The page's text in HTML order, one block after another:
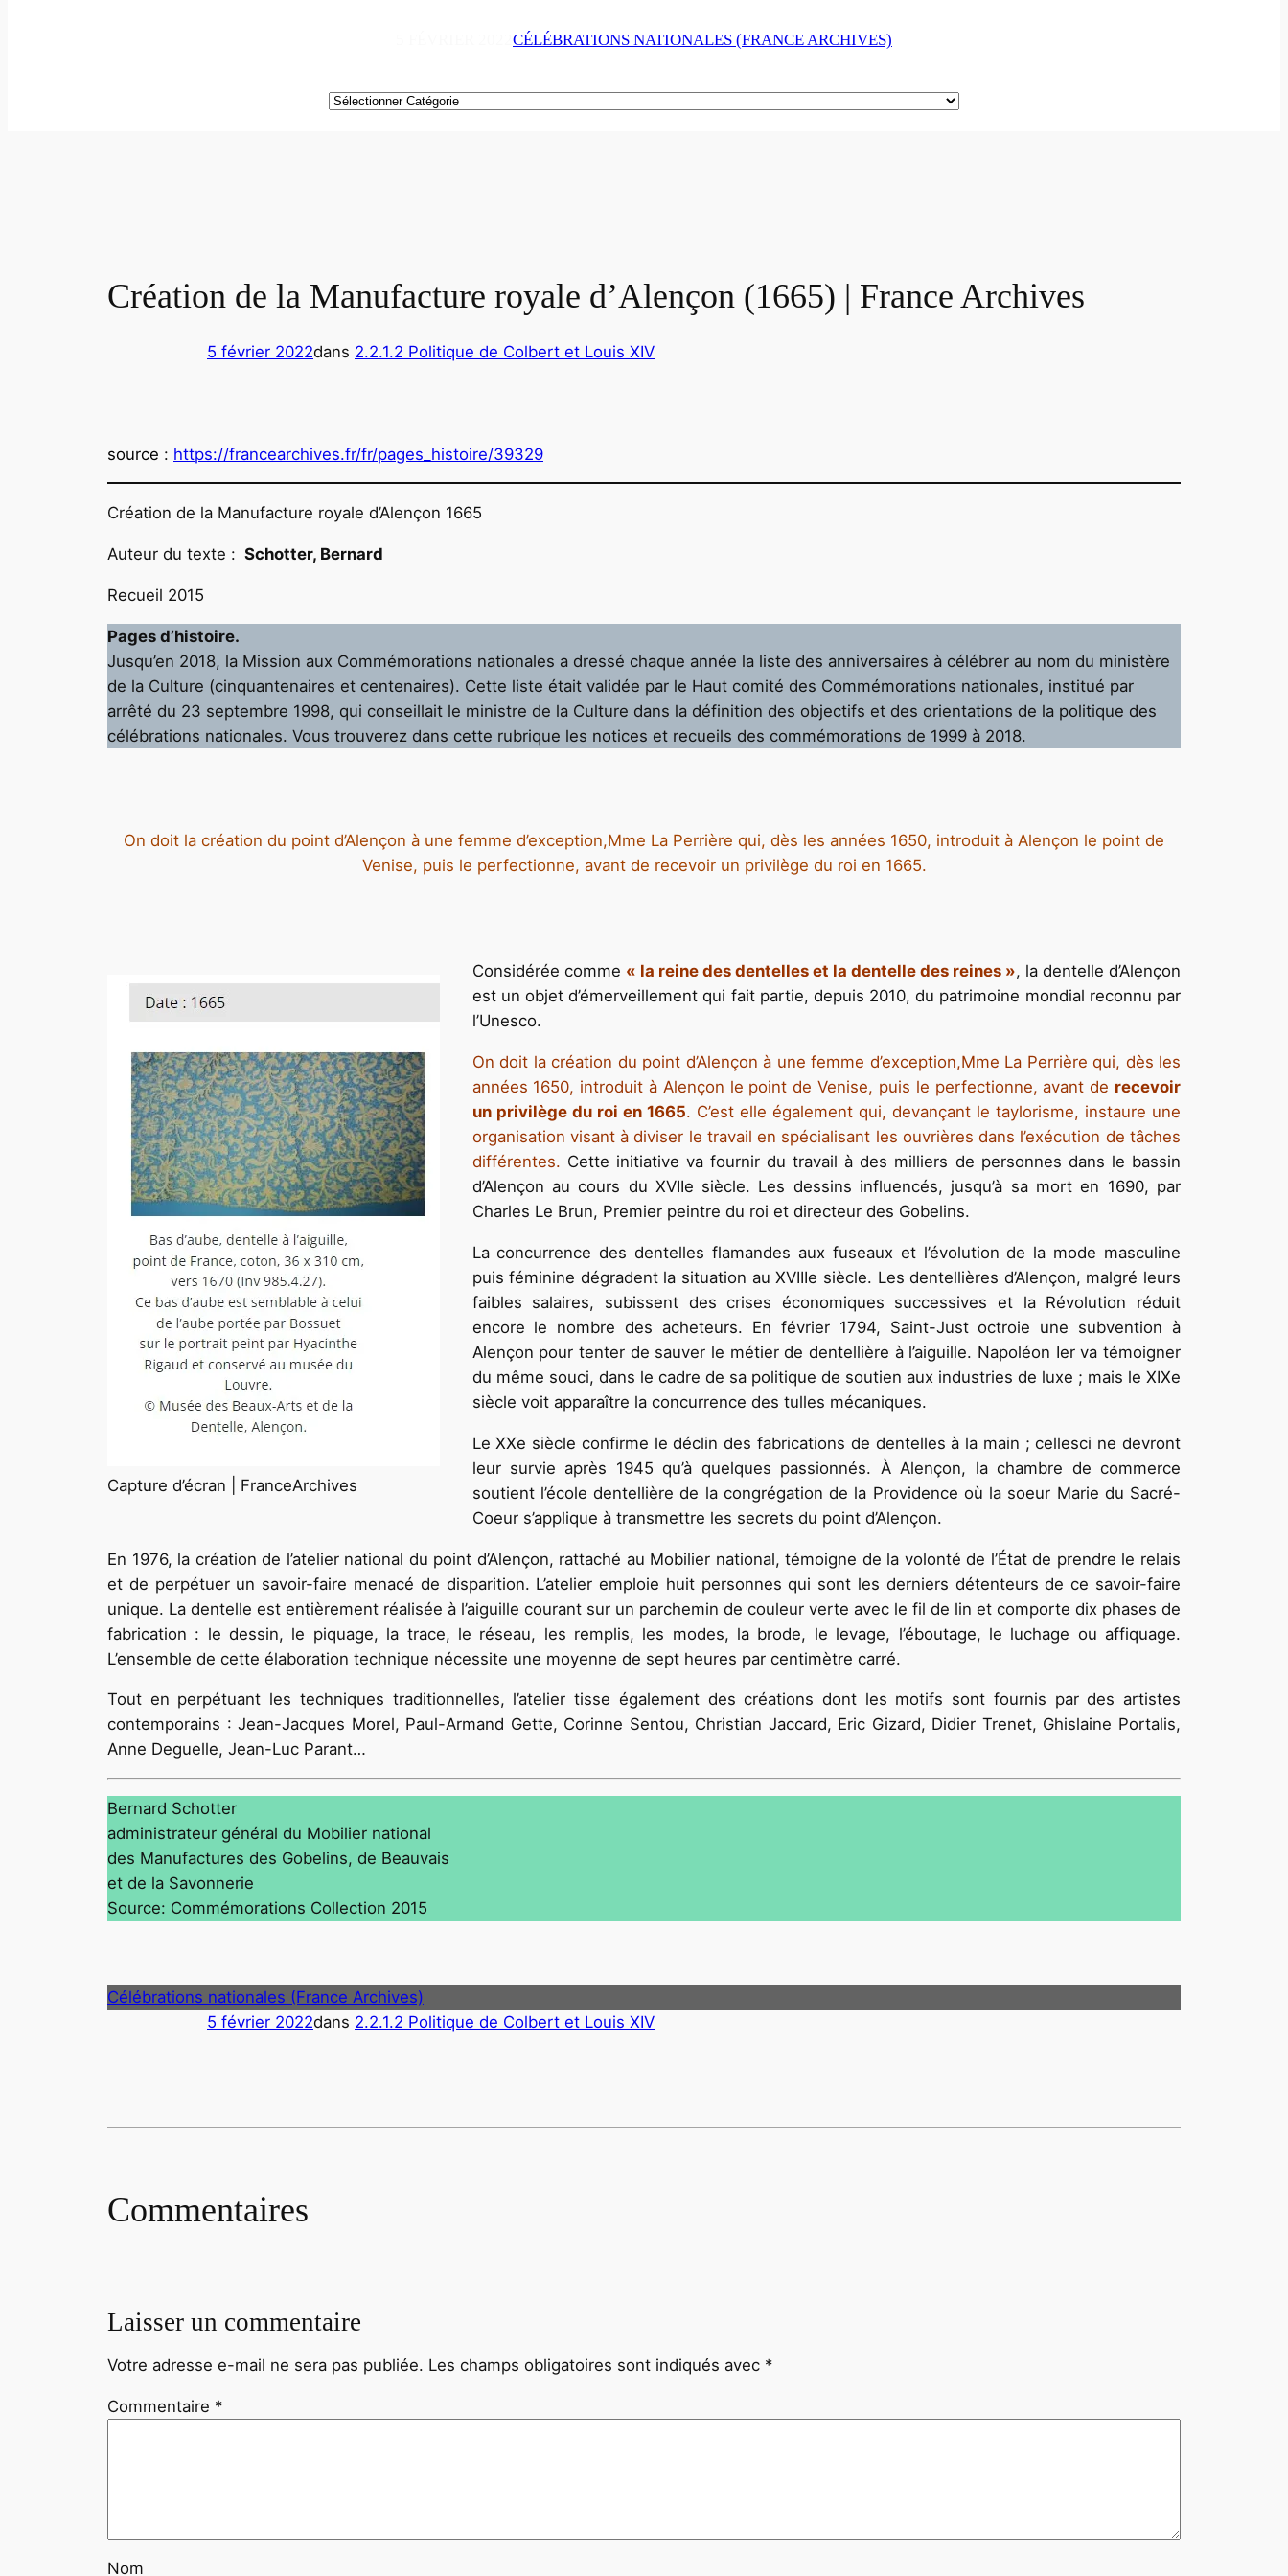
CÉLÉBRATIONS NATIONALES (FRANCE ARCHIVES)
Catégories
Création de la Manufacture royale d’Alençon (1665) | France Archives
5 février 2022dans 2.2.1.2 Politique de Colbert et Louis XIV
source : https://francearchives.fr/fr/pages_histoire/39329
Création de la Manufacture royale d’Alençon 1665
Auteur du texte : Schotter, Bernard
Recueil 2015
Pages d’histoire.
Jusqu’en 2018, la Mission aux Commémorations nationales a dressé chaque année la liste des anniversaires à célébrer au nom du ministère
de la Culture (cinquantenaires et centenaires). Cette liste était validée par le Haut comité des Commémorations nationales, institué par
arrêté du 23 septembre 1998, qui conseillait le ministre de la Culture dans la définition des objectifs et des orientations de la politique des
célébrations nationales. Vous trouverez dans cette rubrique les notices et recueils des commémorations de 1999 à 2018.
On doit la création du point d’Alençon à une femme d’exception,Mme La Perrière qui, dès les années 1650, introduit à Alençon le point de
Venise, puis le perfectionne, avant de recevoir un privilège du roi en 1665.
Capture d’écran | FranceArchives
Considérée comme « la reine des dentelles et la dentelle des reines », la dentelle d’Alençon
est un objet d’émerveillement qui fait partie, depuis 2010, du patrimoine mondial reconnu par
l’Unesco.
On doit la création du point d’Alençon à une femme d’exception,Mme La Perrière qui, dès les
années 1650, introduit à Alençon le point de Venise, puis le perfectionne, avant de recevoir
un privilège du roi en 1665. C’est elle également qui, devançant le taylorisme, instaure une
organisation visant à diviser le travail en spécialisant les ouvrières dans l’exécution de tâches
différentes. Cette initiative va fournir du travail à des milliers de personnes dans le bassin
d’Alençon au cours du XVIIe siècle. Les dessins influencés, jusqu’à sa mort en 1690, par
Charles Le Brun, Premier peintre du roi et directeur des Gobelins.
La concurrence des dentelles flamandes aux fuseaux et l’évolution de la mode masculine
puis féminine dégradent la situation au XVIIIe siècle. Les dentellières d’Alençon, malgré leurs
faibles salaires, subissent des crises économiques successives et la Révolution réduit
encore le nombre des acheteurs. En février 1794, Saint-Just octroie une subvention à
Alençon pour tenter de sauver le métier de dentellière à l’aiguille. Napoléon Ier va témoigner
du même souci, dans le cadre de sa politique de soutien aux industries de luxe ; mais le XIXe
siècle voit apparaître la concurrence des tulles mécaniques.
Le XXe siècle confirme le déclin des fabrications de dentelles à la main ; cellesci ne devront
leur survie après 1945 qu’à quelques passionnés. À Alençon, la chambre de commerce
soutient l’école dentellière de la congrégation de la Providence où la soeur Marie du Sacré-
Coeur s’applique à transmettre les secrets du point d’Alençon.
En 1976, la création de l’atelier national du point d’Alençon, rattaché au Mobilier national, témoigne de la volonté de l’État de prendre le relais
et de perpétuer un savoir-faire menacé de disparition. L’atelier emploie huit personnes qui sont les derniers détenteurs de ce savoir-faire
unique. La dentelle est entièrement réalisée à l’aiguille courant sur un parchemin de couleur verte avec le fil de lin et comporte dix phases de
fabrication : le dessin, le piquage, la trace, le réseau, les remplis, les modes, la brode, le levage, l’éboutage, le luchage ou affiquage.
L’ensemble de cette élaboration technique nécessite une moyenne de sept heures par centimètre carré.
Tout en perpétuant les techniques traditionnelles, l’atelier tisse également des créations dont les motifs sont fournis par des artistes
contemporains : Jean-Jacques Morel, Paul-Armand Gette, Corinne Sentou, Christian Jaccard, Eric Gizard, Didier Trenet, Ghislaine Portalis,
Anne Deguelle, Jean-Luc Parant…
Bernard Schotter
administrateur général du Mobilier national
des Manufactures des Gobelins, de Beauvais
et de la Savonnerie
Source: Commémorations Collection 2015
Célébrations nationales (France Archives)
5 février 2022dans 2.2.1.2 Politique de Colbert et Louis XIV
Commentaires
Laisser un commentaire
Votre adresse e-mail ne sera pas publiée. Les champs obligatoires sont indiqués avec *
Commentaire *
Nom